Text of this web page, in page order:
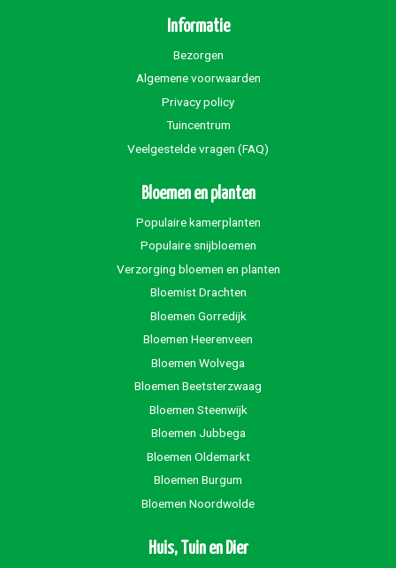
Informatie
Bezorgen
Algemene voorwaarden
Privacy policy
Tuincentrum
Veelgestelde vragen (FAQ)
Bloemen en planten
Populaire kamerplanten
Populaire snijbloemen
Verzorging bloemen en planten
Bloemist Drachten
Bloemen Gorredijk
Bloemen Heerenveen
Bloemen Wolvega
Bloemen Beetsterzwaag
Bloemen Steenwijk
Bloemen Jubbega
Bloemen Oldemarkt
Bloemen Burgum
Bloemen Noordwolde
Huis, Tuin en Dier